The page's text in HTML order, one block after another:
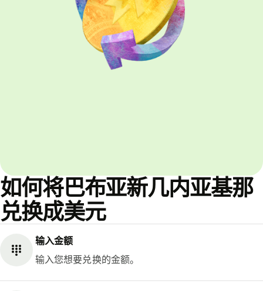
如何将巴布亚新几内亚基那
兑换成美元
输入金额
输入您想要兑换的金额。